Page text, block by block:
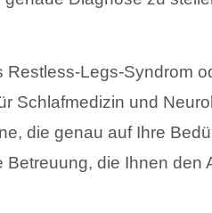
Legs-Syndrom
Schlafmedizin und
die genau auf Ihre
die Ihnen den